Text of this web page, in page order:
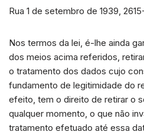
Rua 1 de setembro de 1939,
Nos termos da lei, é-lhe ainda
dos meios acima referidos,
o tratamento dos dados cujo
fundamento de legitimidade do
efeito, tem o direito de retirar o
qualquer momento, o que não
tratamento efetuado até essa